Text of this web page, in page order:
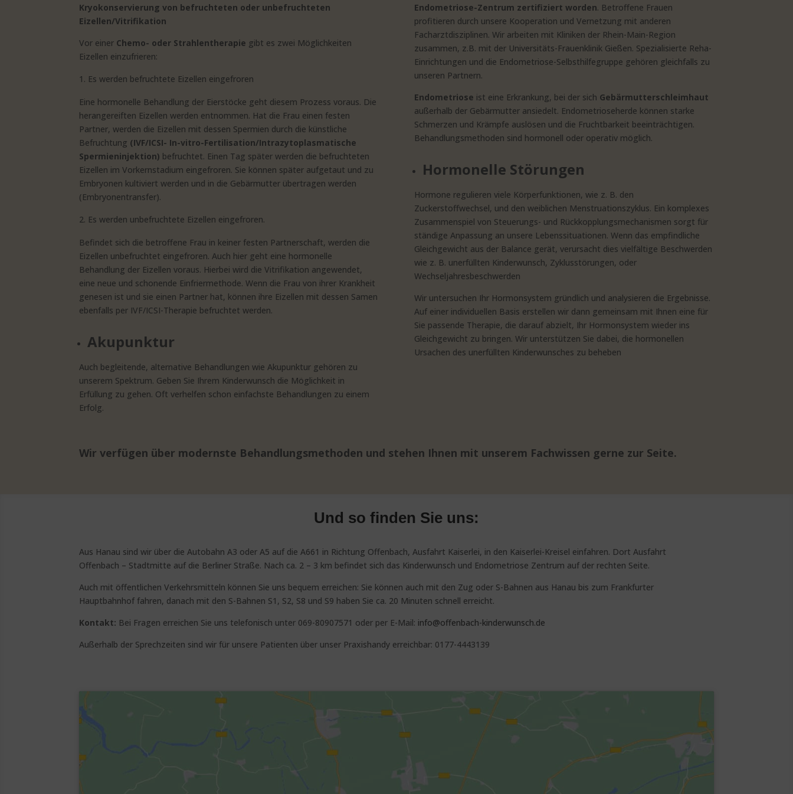
Kryokonservierung von befruchteten oder unbefruchteten
Eizellen/Vitrifikation
Vor einer Chemo- oder Strahlentherapie gibt es zwei Möglichkeiten
Eizellen einzufrieren:
Es werden befruchtete Eizellen eingefroren
Eine hormonelle Behandlung der Eierstöcke geht diesem Prozess voraus. Die
herangereiften Eizellen werden entnommen. Hat die Frau einen festen
Partner, werden die Eizellen mit dessen Spermien durch die künstliche
Befruchtung (IVF/ICSI- In-vitro-Fertilisation/Intrazytoplasmatische
Spermieninjektion) befruchtet. Einen Tag später werden die befruchteten
Eizellen im Vorkernstadium eingefroren. Sie können später aufgetaut und zu
Embryonen kultiviert werden und in die Gebärmutter übertragen werden
(Embryonentransfer).
Es werden unbefruchtete Eizellen eingefroren.
Befindet sich die betroffene Frau in keiner festen Partnerschaft, werden die
Eizellen unbefruchtet eingefroren. Auch hier geht eine hormonelle
Behandlung der Eizellen voraus. Hierbei wird die Vitrifikation angewendet,
eine neue und schonende Einfriermethode. Wenn die Frau von ihrer Krankheit
genesen ist und sie einen Partner hat, können ihre Eizellen mit dessen Samen
ebenfalls per IVF/ICSI-Therapie befruchtet werden.
Akupunktur
Auch begleitende, alternative Behandlungen wie Akupunktur gehören zu
unserem Spektrum. Geben Sie Ihrem Kinderwunsch die Möglichkeit in
Erfüllung zu gehen. Oft verhelfen schon einfachste Behandlungen zu einem
Erfolg.
Endometriose-Zentrum zertifiziert worden. Betroffene Frauen
profitieren durch unsere Kooperation und Vernetzung mit anderen
Facharztdisziplinen. Wir arbeiten mit Kliniken der Rhein-Main-Region
zusammen, z.B. mit der Universitäts-Frauenklinik Gießen. Spezialisierte Reha-
Einrichtungen und die Endometriose-Selbsthilfegruppe gehören gleichfalls zu
unseren Partnern.
Endometriose ist eine Erkrankung, bei der sich Gebärmutterschleimhaut
außerhalb der Gebärmutter ansiedelt. Endometrioseherde können starke
Schmerzen und Krämpfe auslösen und die Fruchtbarkeit beeinträchtigen.
Behandlungsmethoden sind hormonell oder operativ möglich.
Hormonelle Störungen
Hormone regulieren viele Körperfunktionen, wie z. B. den
Zuckerstoffwechsel, und den weiblichen Menstruationszyklus. Ein komplexes
Zusammenspiel von Steuerungs- und Rückkopplungsmechanismen sorgt für
ständige Anpassung an unsere Lebenssituationen. Wenn das empfindliche
Gleichgewicht aus der Balance gerät, verursacht dies vielfältige Beschwerden
wie z. B. unerfüllten Kinderwunsch, Zyklusstörungen, oder
Wechseljahresbeschwerden
Wir untersuchen Ihr Hormonsystem gründlich und analysieren die Ergebnisse.
Auf einer individuellen Basis erstellen wir dann gemeinsam mit Ihnen eine für
Sie passende Therapie, die darauf abzielt, Ihr Hormonsystem wieder ins
Gleichgewicht zu bringen. Wir unterstützen Sie dabei, die hormonellen
Ursachen des unerfüllten Kinderwunsches zu beheben
Wir verfügen über modernste Behandlungsmethoden und stehen Ihnen mit unserem Fachwissen gerne zur Seite.
Und so finden Sie uns:
Aus Hanau sind wir über die Autobahn A3 oder A5 auf die A661 in Richtung Offenbach, Ausfahrt Kaiserlei, in den Kaiserlei-Kreisel einfahren. Dort Ausfahrt
Offenbach – Stadtmitte auf die Berliner Straße. Nach ca. 2 – 3 km befindet sich das Kinderwunsch und Endometriose Zentrum auf der rechten Seite.
Auch mit öffentlichen Verkehrsmitteln können Sie uns bequem erreichen: Sie können auch mit den Zug oder S-Bahnen aus Hanau bis zum Frankfurter
Hauptbahnhof fahren, danach mit den S-Bahnen S1, S2, S8 und S9 haben Sie ca. 20 Minuten schnell erreicht.
Kontakt: Bei Fragen erreichen Sie uns telefonisch unter 069-80907571 oder per E-Mail: info@offenbach-kinderwunsch.de
Außerhalb der Sprechzeiten sind wir für unsere Patienten über unser Praxishandy erreichbar: 0177-4443139